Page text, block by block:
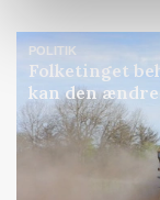
POLITIK
Folketinget
kan den